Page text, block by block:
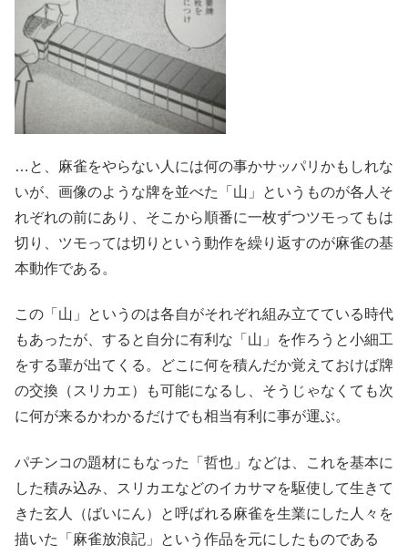
…と、麻雀をやらない人には何の事かサッパリかもしれな
いが、画像のような牌を並べた「山」というものが各人そ
れぞれの前にあり、そこから順番に一枚ずつツモってもは
切り、ツモっては切りという動作を繰り返すのが麻雀の基
本動作である。
この「山」というのは各自がそれぞれ組み立てている時代
もあったが、すると自分に有利な「山」を作ろうと小細工
をする輩が出てくる。どこに何を積んだか覚えておけば牌
の交換（スリカエ）も可能になるし、そうじゃなくても次
に何が来るかわかるだけでも相当有利に事が運ぶ。
パチンコの題材にもなった「哲也」などは、これを基本に
した積み込み、スリカエなどのイカサマを駆使して生きて
きた玄人（ばいにん）と呼ばれる麻雀を生業にした人々を
描いた「麻雀放浪記」という作品を元にしたものである